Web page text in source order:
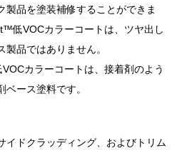
製品を塗装補修することができま
低VOCカラーコートは、ツヤ出し
品ではありません。
カラーコートは、接着剤のよう
ース塗料です。
イドクラッディング、およびトリム